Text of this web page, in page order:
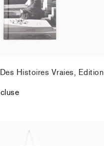
Histoires Vraies, Edition